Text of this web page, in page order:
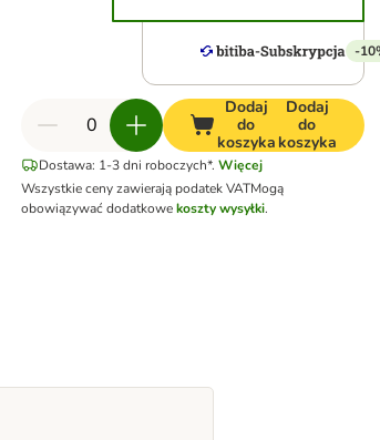
-
Dodaj
do
koszyka
Dodaj
do
koszyka
Dostawa: 1-3 dni roboczych*. Więcej
Wszystkie ceny zawierają podatek VATMogą
obowiązywać dodatkowekoszty wysyłki.